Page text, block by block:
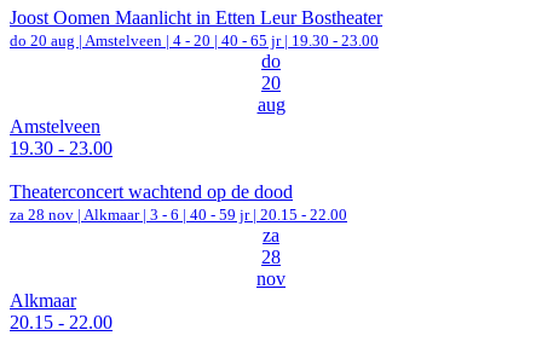
Joost Oomen Maanlicht in Etten Leur Bostheater
do 20 aug | Amstelveen | 4 - 20 | 40 - 65 jr | 19.30 - 23.00
do
20
aug
Amstelveen
19.30 - 23.00
Theaterconcert wachtend op de dood
za 28 nov | Alkmaar | 3 - 6 | 40 - 59 jr | 20.15 - 22.00
za
28
nov
Alkmaar
20.15 - 22.00